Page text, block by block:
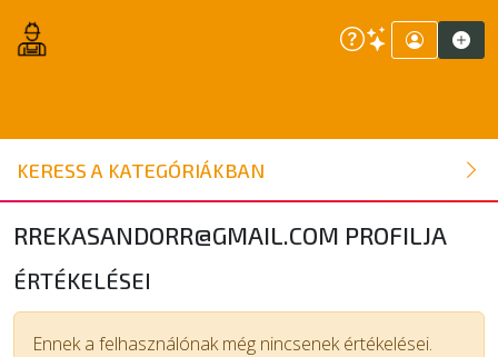
KERESS A KATEGÓRIÁKBAN
ÉPÍTŐANYAG
NYÍLÁSZÁRÓ
FAANYAG
BELSŐÉPÍTÉSZETI ÉPÍTŐANYAG
RREKASANDORR@GMAIL.COM PROFILJA
ÉRTÉKELÉSEI
Ennek a felhasználónak még nincsenek értékelései.